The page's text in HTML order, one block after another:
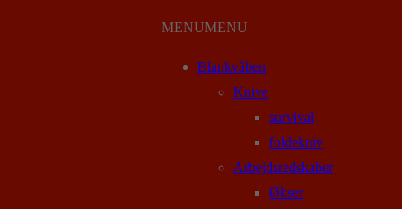
MENUMENU
Blankvåben
Knive
survival
foldekniv
Arbejdsredskaber
Økser